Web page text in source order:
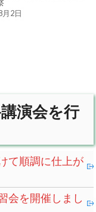
月2日
講演会を行
て順調に仕上が
会を開催しまし